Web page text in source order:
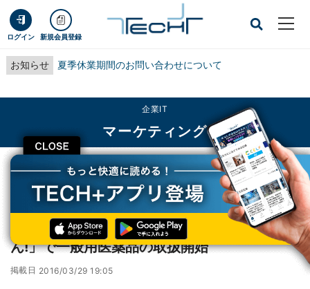
ログイン 新規会員登録
お知らせ 夏季休業期間のお問い合わせについて
CLOSE
企業IT
マーケティング
TECH+ 企業IT
マーケティング
楽天、最短20分からの配送サービス「楽びん!」で一般用医薬品の取扱開始
楽天、最短20分からの配送サービス「楽び
ん!」で一般用医薬品の取扱開始
掲載日 2016/03/29 19:05